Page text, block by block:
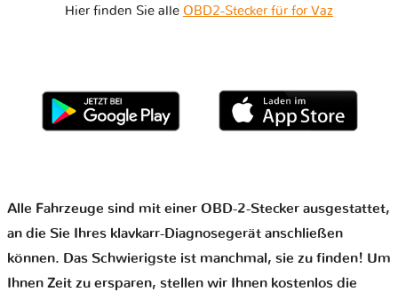
Hier finden Sie alle OBD2-Stecker für for Vaz
Alle Fahrzeuge sind mit einer OBD-2-Stecker ausgestattet,
an die Sie Ihres klavkarr-Diagnosegerät anschließen
können. Das Schwierigste ist manchmal, sie zu finden! Um
Ihnen Zeit zu ersparen, stellen wir Ihnen kostenlos die